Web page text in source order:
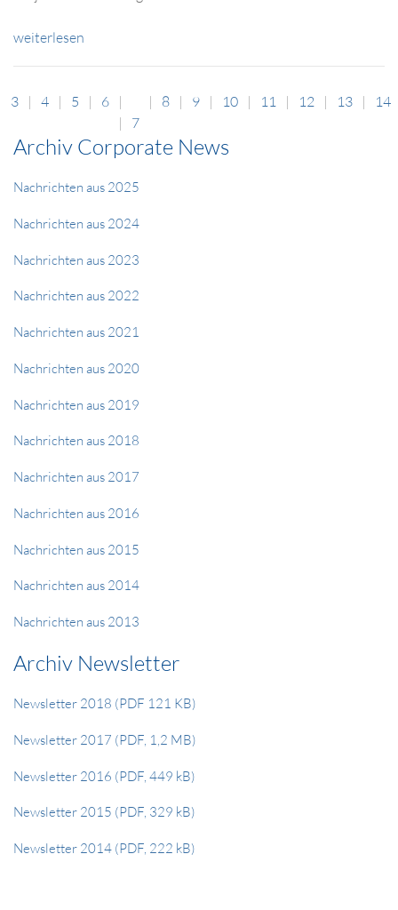
Archiv Corporate News
Nachrichten aus 2025
Nachrichten aus 2024
Nachrichten aus 2023
Nachrichten aus 2022
Nachrichten aus 2021
Nachrichten aus 2020
Nachrichten aus 2019
Nachrichten aus 2018
Nachrichten aus 2017
Nachrichten aus 2016
Nachrichten aus 2015
Nachrichten aus 2014
Nachrichten aus 2013
Archiv Newsletter
Newsletter 2018 (PDF 121 KB)
Newsletter 2017 (PDF, 1,2 MB)
Newsletter 2016 (PDF, 449 kB)
Newsletter 2015 (PDF, 329 kB)
Newsletter 2014 (PDF, 222 kB)
weiterlesen
3 4 5
6
7
8 9 10 11 12 13 14